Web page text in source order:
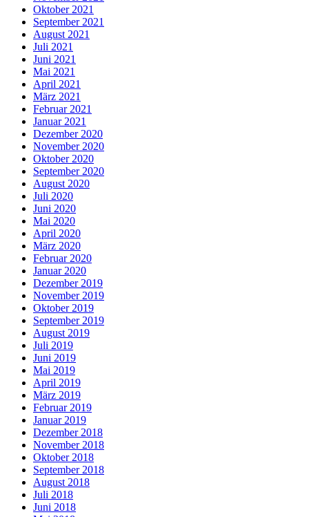
Oktober 2021
September 2021
August 2021
Juli 2021
Juni 2021
Mai 2021
April 2021
März 2021
Februar 2021
Januar 2021
Dezember 2020
November 2020
Oktober 2020
September 2020
August 2020
Juli 2020
Juni 2020
Mai 2020
April 2020
März 2020
Februar 2020
Januar 2020
Dezember 2019
November 2019
Oktober 2019
September 2019
August 2019
Juli 2019
Juni 2019
Mai 2019
April 2019
März 2019
Februar 2019
Januar 2019
Dezember 2018
November 2018
Oktober 2018
September 2018
August 2018
Juli 2018
Juni 2018